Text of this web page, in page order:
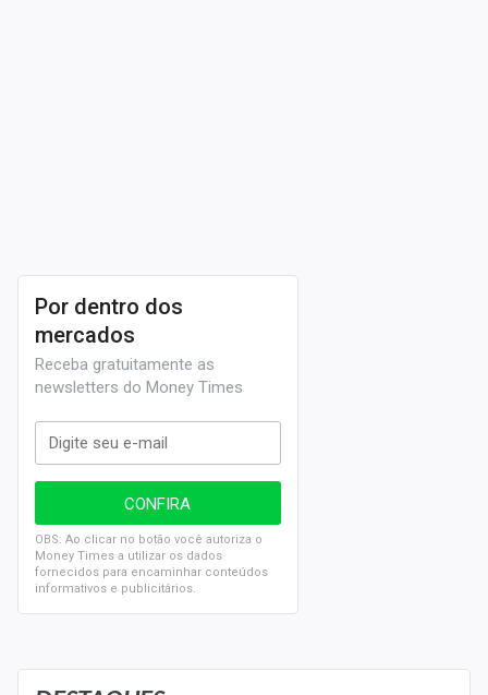
Por dentro dos
mercados
Receba gratuitamente as
newsletters do Money Times
OBS: Ao clicar no botão você autoriza o
Money Times a utilizar os dados
fornecidos para encaminhar conteúdos
informativos e publicitários.